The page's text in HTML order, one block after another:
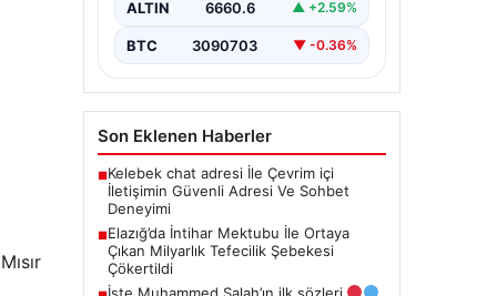
Yaşamına son veren bir…
ALTIN 6660.6 ▲ +2.59%
BTC 3090703 ▼ -0.36%
Son Eklenen Haberler
■Kelebek chat adresi İle Çevrim içi
İletişimin Güvenli Adresi Ve Sohbet
Deneyimi
■Elazığ’da İntihar Mektubu İle Ortaya
Çıkan Milyarlık Tefecilik Şebekesi
Çökertildi
İşte Muhammed Salah’ın ilk sözleri